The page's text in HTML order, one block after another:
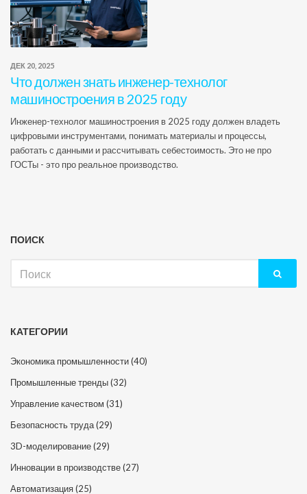
ДЕК 20, 2025
Что должен знать инженер-технолог
машиностроения в 2025 году
Инженер-технолог машиностроения в 2025 году должен владеть
цифровыми инструментами, понимать материалы и процессы,
работать с данными и рассчитывать себестоимость. Это не про
ГОСТы - это про реальное производство.
ПОИСК
КАТЕГОРИИ
Экономика промышленности(40)
Промышленные тренды(32)
Управление качеством (31)
Безопасность труда(29)
3D-моделирование(29)
Инновации в производстве(27)
Автоматизация(25)